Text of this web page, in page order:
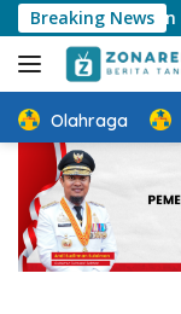
Langsung
ke
konten
Breaking News
Jalan Sehat
Olahraga